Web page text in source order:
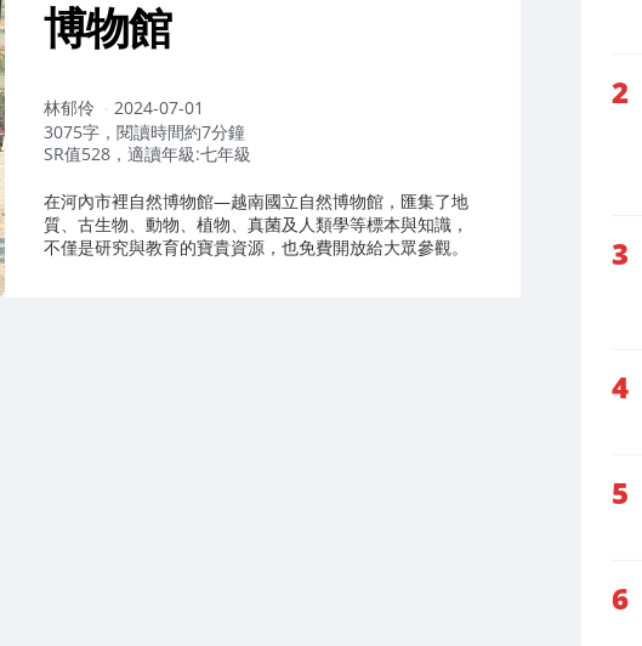
博物館
作
者：
林郁伶
2024-07-01
3075字，閱讀時間約7分鐘
SR值528，適讀年級:七年級
在河內市裡自然博物館—越南國立自然博物館，匯集了地
質、古生物、動物、植物、真菌及人類學等標本與知識，
不僅是研究與教育的寶貴資源，也免費開放給大眾參觀。